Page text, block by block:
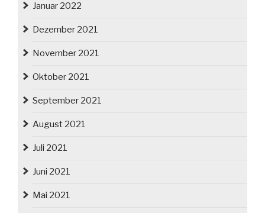
Januar 2022
Dezember 2021
November 2021
Oktober 2021
September 2021
August 2021
Juli 2021
Juni 2021
Mai 2021